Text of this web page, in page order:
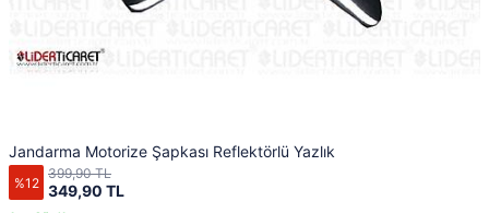
Jandarma Motorize Şapkası Reflektörlü Yazlık
%12 349,90 TL
399,90 TL